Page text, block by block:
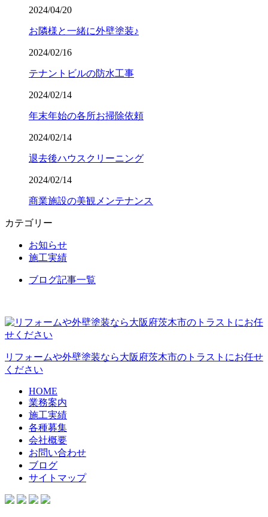
2024/04/20
お隣様と一緒に外壁塗装♪
2024/02/16
テナントビルの防水工事
2024/02/14
年末年始の各所お掃除依頼
2024/02/14
退去後ハウスクリーニング
2024/02/14
商業施設の美観メンテナンス
カテゴリー
お知らせ
施工実績
ブログ記事一覧
リフォームや外壁塗装なら大阪府茨木市のトラストにお任せ
ください
HOME
業務案内
施工実績
各種募集
会社概要
お問い合わせ
ブログ
サイトマップ